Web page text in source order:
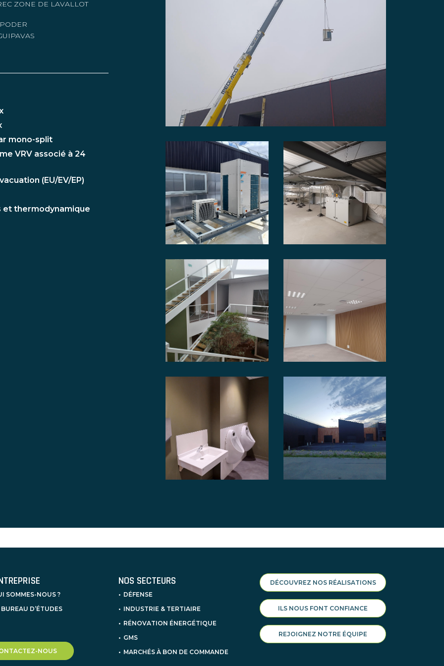
Marchés à bon de commande
ZONE DE LAVALLOT
mono-split
VRV associé à 24
(EU/EV/EP)
et thermodynamique
SOMMES-NOUS ?
BUREAU D’ÉTUDES
NOUS
NOS SECTEURS
DÉFENSE
INDUSTRIE & TERTIAIRE
RÉNOVATION ÉNERGÉTIQUE
GMS
MARCHÉS À BON DE COMMANDE
DÉCOUVREZ NOS RÉALISATIONS
ILS NOUS FONT CONFIANCE
REJOIGNEZ NOTRE ÉQUIPE